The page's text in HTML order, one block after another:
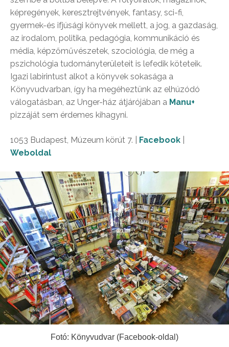
képregények, keresztrejtvények, fantasy, sci-fi,
gyermek-és ifjúsági könyvek mellett, a jog, a gazdaság,
az irodalom, politika, pedagógia, kommunikáció és
média, képzőművészetek, szociológia, de még a
pszichológia tudományterületeit is lefedik köteteik.
Igazi labirintust alkot a könyvek sokasága a
Könyvudvarban, így ha megéheztünk az elhúzódó
válogatásban, az Unger-ház átjárójában a Manu+
pizzáját sem érdemes kihagyni.
1053 Budapest, Múzeum körút 7. | Facebook
Weboldal
Fotó: Könyvudvar (Facebook-oldal)